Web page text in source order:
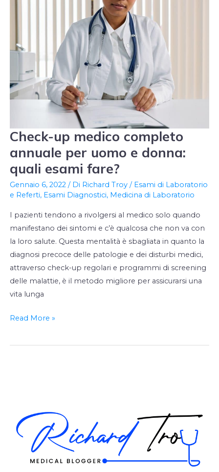
Check-up medico completo
annuale per uomo e donna:
quali esami fare?
Gennaio 6, 2022 / Di Richard Troy / Esami di Laboratorio
e Referti, Esami Diagnostici, Medicina di Laboratorio
I pazienti tendono a rivolgersi al medico solo quando
manifestano dei sintomi e c’è qualcosa che non va con
la loro salute. Questa mentalità è sbagliata in quanto la
diagnosi precoce delle patologie e dei disturbi medici,
attraverso check-up regolari e programmi di screening
delle malattie, è il metodo migliore per assicurarsi una
vita lunga
Check-
completo
annuale
per
uomo
e
donna:
quali
esami
fare?
Read More »